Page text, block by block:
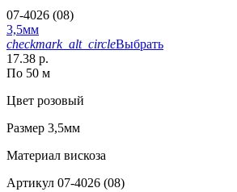
07-4026 (08)
3,5мм
checkmark_alt_circleВыбрать
17.38 р.
По 50 м
Цвет розовый
Размер 3,5мм
Материал вискоза
Артикул 07-4026 (08)